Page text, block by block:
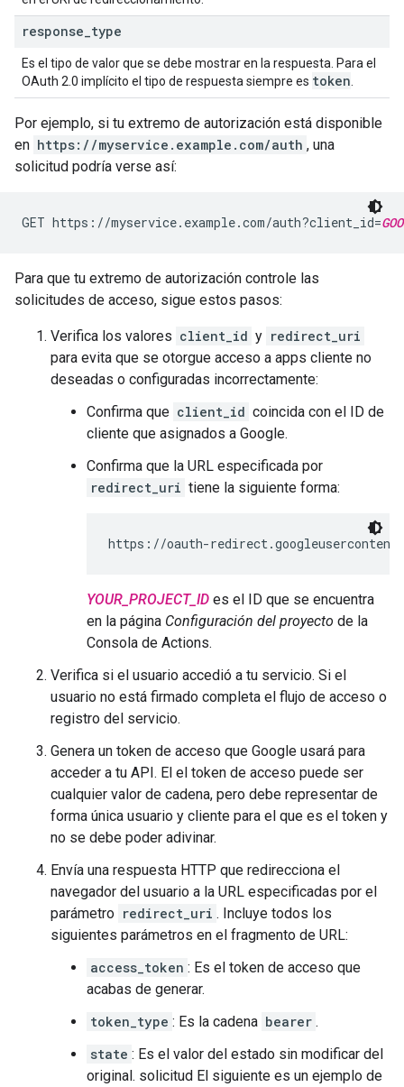
response type
Es el tipo de valor que se debe mostrar en la respuesta. Para el
OAuth 2.0 implícito el tipo de respuesta siempre es token
Por ejemplo, si tu extremo de autorización está disponible
en https://myservice.example.com/auth , una
solicitud podría verse así:
GET https://myservice.example.com/auth?client_id=
Para que tu extremo de autorización controle las
solicitudes de acceso, sigue estos pasos:
Verifica los valores client_id y redirect_uri
para evita que se otorgue acceso a apps cliente no
deseadas o configuradas incorrectamente:
Confirma que client_id coincida con el ID de
cliente que asignados a Google.
Confirma que la URL especificada por
redirect_uri tiene la siguiente forma:
https://oauth-
YOUR_PROJECT_ID es el ID que se encuentra
en la página Configuración del proyecto de la
Consola de Actions.
Verifica si el usuario accedió a tu servicio. Si el
usuario no está firmado completa el flujo de acceso o
registro del servicio.
Genera un token de acceso que Google usará para
acceder a tu API. El el token de acceso puede ser
cualquier valor de cadena, pero debe representar de
forma única usuario y cliente para el que es el token y
no se debe poder adivinar.
Envía una respuesta HTTP que redirecciona el
navegador del usuario a la URL especificadas por el
parámetro redirect_uri . Incluye todos los
siguientes parámetros en el fragmento de URL:
access_token : Es el token de acceso que
acabas de generar.
token_type : Es la cadena bearer .
state : Es el valor del estado sin modificar del
original. solicitud El siguiente es un ejemplo de